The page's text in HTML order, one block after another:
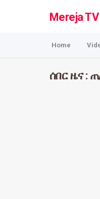
Mereja TV
Home
ሰበር ዜና :